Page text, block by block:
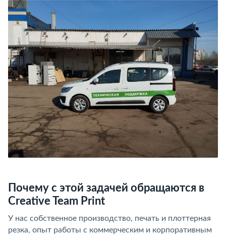
Почему с этой задачей обращаются в
Creative Team Print
У нас собственное производство, печать и плоттерная
резка, опыт работы с коммерческим и корпоративным